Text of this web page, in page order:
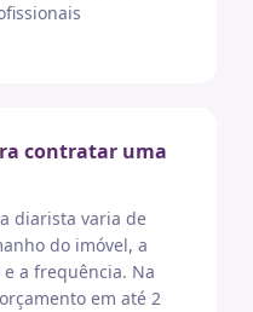
contratar uma
diarista varia de
do imóvel, a
a frequência. Na
em até 2